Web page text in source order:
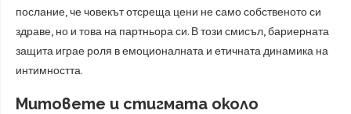
послание, че човекът отсреща цени не само собственото си
здраве, но и това на партньора си. В този смисъл, бариерната
защита играе роля в емоционалната и етичната динамика на
интимността.
Митовете и стигмата около